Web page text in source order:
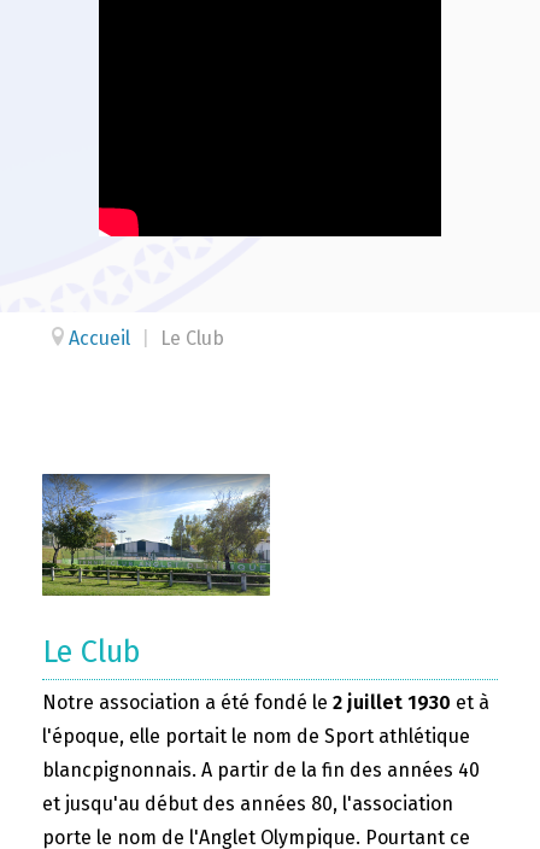
Accueil Le Club
Le Club
Notre association a été fondé le 2 juillet 1930 et à
l'époque, elle portait le nom de Sport athlétique
blancpignonnais. A partir de la fin des années 40
et jusqu'au début des années 80, l'association
porte le nom de l'Anglet Olympique. Pourtant ce